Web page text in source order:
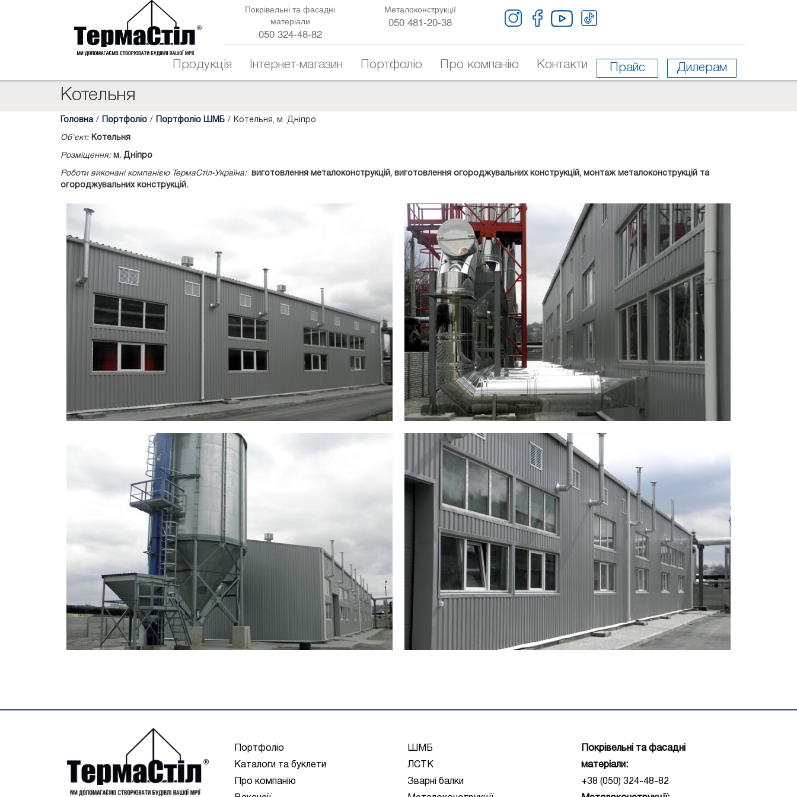
Покрівельні та фасадні
матеріали
050 324-48-82
Металоконструкції
050 481-20-38
Продукція Інтернет-магазин Портфоліо Про компанію Контакти Прайс Дилерам
Котельня
Головна / Портфоліо / Портфоліо ШМБ / Котельня, м. Дніпро
Об'єкт: Котельня
Розміщення: м. Дніпро
Роботи виконані компанією ТермаСтіл-Україна:
виготовлення металоконструкцій, виготовлення огороджувальних конструкцій, монтаж металоконструкцій та
огороджувальних конструкцій.
Портфоліо
Каталоги та буклети
Про компанію
ШМБ
ЛСТК
Зварні балки
Покрівельні та фасадні
матеріали:
+38 (050) 324-48-82